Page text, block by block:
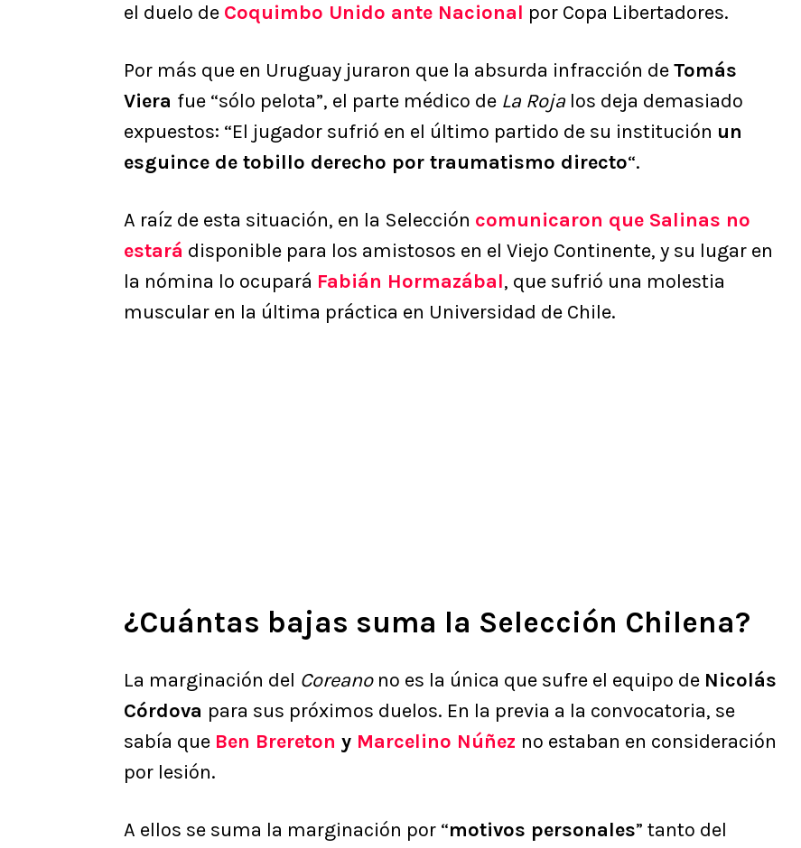
el duelo de Coquimbo Unido ante Nacional por Copa Libertadores.
Por más que en Uruguay juraron que la absurda infracción deTomás
Viera fue “sólo pelota”, el parte médico de La Roja los deja demasiado
expuestos: “El jugador sufrió en el último partido de su institución un
esguince de tobillo derecho por traumatismo directo“.
A raíz de esta situación, en la Selección comunicaron que Salinas no
estará disponible para los amistosos en el Viejo Continente, y su lugar en
la nómina lo ocupará Fabián Hormazábal, que sufrió una molestia
muscular en la última práctica en Universidad de Chile.
¿Cuántas bajas suma la Selección Chilena?
La marginación del Coreanono es la única que sufre el equipo de Nicolás
Córdova para sus próximos duelos. En la previa a la convocatoria, se
sabía que Ben Brereton y Marcelino Núñez no estaban en consideración
por lesión.
A ellos se suma la marginación por “motivos personales” tanto del